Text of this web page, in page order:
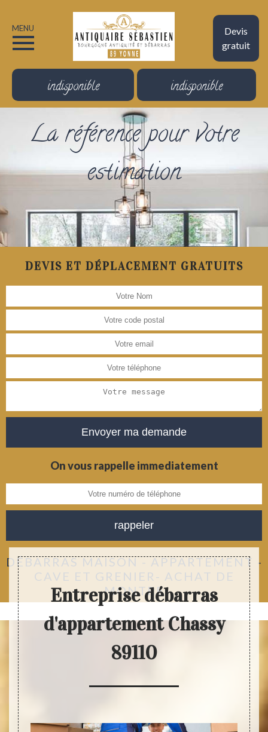
Devis
gratuit
MENU
indisponible indisponible
La référence pour votre
estimation
DEVIS ET DÉPLACEMENT GRATUITS
On vous rappelle immediatement
DÉBARRAS MAISON - APPARTEMENT -
CAVE ET GRENIER- ACHAT DE
MONTRE
Entreprise débarras
d'appartement Chassy
89110